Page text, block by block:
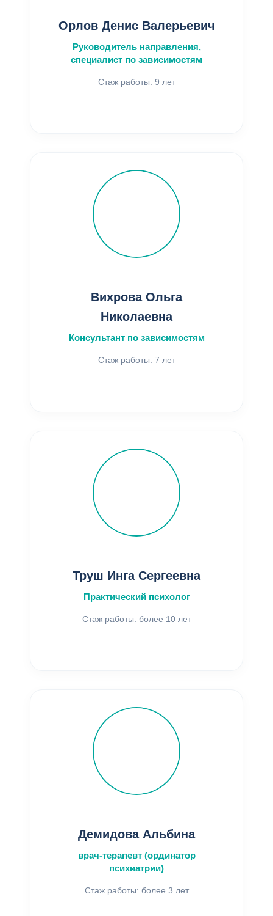
Орлов Денис Валерьевич
Руководитель направления,
специалист по зависимостям
Стаж работы: 9 лет
Вихрова Ольга
Николаевна
Консультант по зависимостям
Стаж работы: 7 лет
Труш Инга Сергеевна
Практический психолог
Стаж работы: более 10 лет
Демидова Альбина
врач-терапевт (ординатор
психиатрии)
Стаж работы: более 3 лет